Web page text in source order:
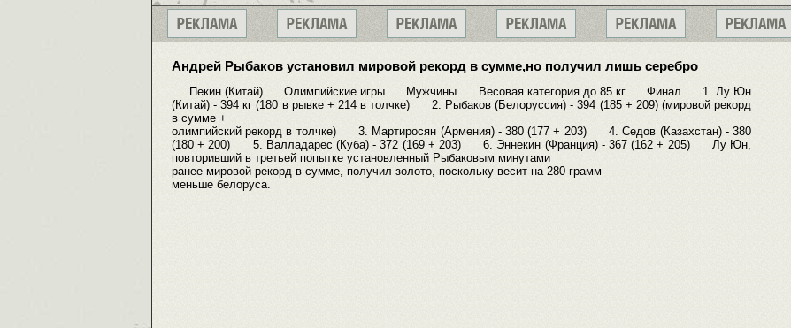
Андрей Рыбаков установил мировой рекорд в сумме,но получил лишь серебро
Пекин (Китай) Олимпийские игры Мужчины Весовая категория до 85 кг Финал 1. Лу Юн
(Китай) - 394 кг (180 в рывке + 214 в толчке) 2. Рыбаков (Белоруссия) - 394 (185 + 209) (мировой рекорд
в сумме +
олимпийский рекорд в толчке) 3. Мартиросян (Армения) - 380 (177 + 203) 4. Седов (Казахстан) - 380
(180 + 200) 5. Валладарес (Куба) - 372 (169 + 203) 6. Эннекин (Франция) - 367 (162 + 205) Лу Юн,
повторивший в третьей попытке установленный Рыбаковым минутами
ранее мировой рекорд в сумме, получил золото, поскольку весит на 280 грамм
меньше белоруса.